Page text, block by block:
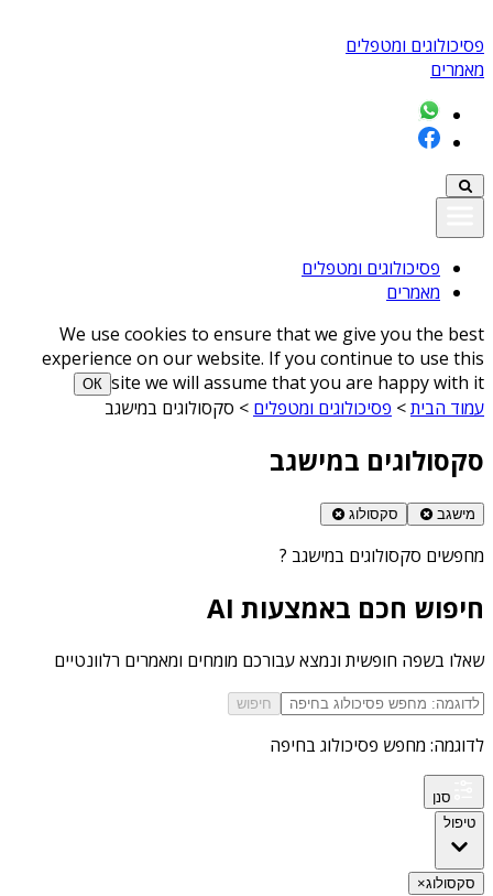
פסיכולוגים ומטפלים
מאמרים
פסיכולוגים ומטפלים
מאמרים
We use cookies to ensure that we give you the best
experience on our website. If you continue to use this
site we will assume that you are happy with it
ОК
עמוד הבית> פסיכולוגים ומטפלים > סקסולוגים במישגב
סקסולוגים במישגב
מישגב סקסולוג
מחפשים סקסולוגים במישגב ?
חיפוש חכם באמצעות AI
שאלו בשפה חופשית ונמצא עבורכם מומחים ומאמרים רלוונטיים
חיפוש
לדוגמה: מחפש פסיכולוג בחיפה
סנן
טיפול
סקסולוג×